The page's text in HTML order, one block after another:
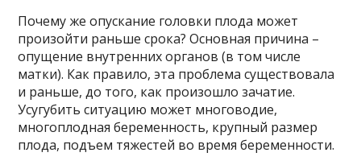
Почему же опускание головки плода может
произойти раньше срока? Основная причина –
опущение внутренних органов (в том числе
матки). Как правило, эта проблема существовала
и раньше, до того, как произошло зачатие.
Усугубить ситуацию может многоводие,
многоплодная беременность, крупный размер
плода, подъем тяжестей во время беременности.